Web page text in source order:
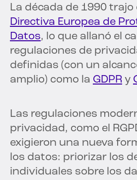
La década de 1990 trajo
Directiva Europea de
Datos, lo que allanó el
regulaciones de
definidas (con un
amplio) como la GDPR y
Las regulaciones
privacidad, como el
exigieron una nueva
los datos: priorizar los
individuales sobre los